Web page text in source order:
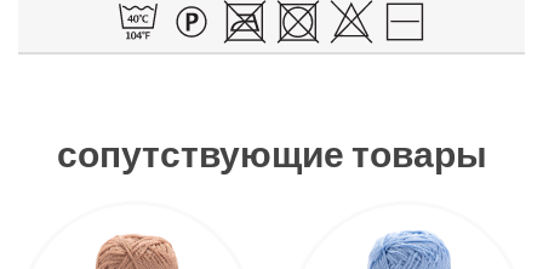
сопутствующие товары